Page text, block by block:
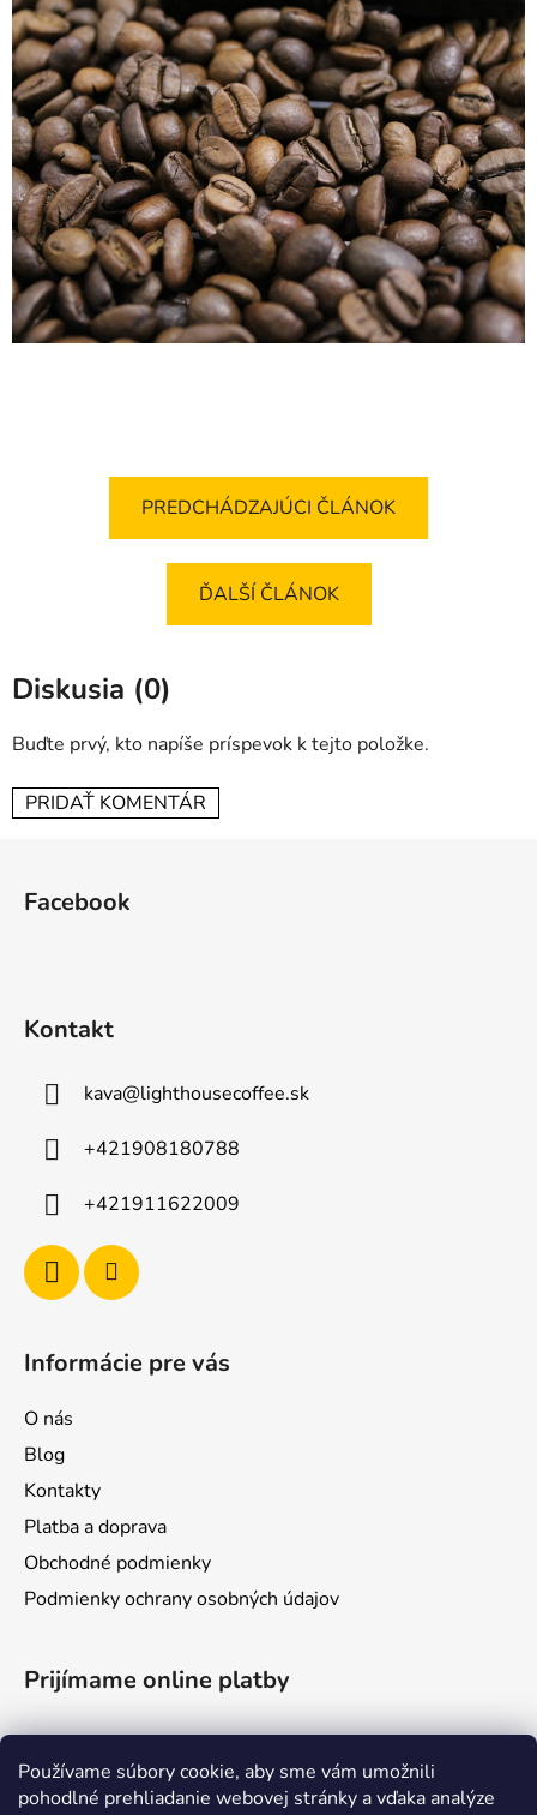
Používame súbory cookie, aby sme vám umožnili
pohodlné prehliadanie webovej stránky a vďaka analýze
PREDCHÁDZAJÚCI ČLÁNOK
ĎALŠÍ ČLÁNOK
Diskusia (0)
Buďte prvý, kto napíše príspevok k tejto položke.
PRIDAŤ KOMENTÁR
Facebook
Kontakt
kava@lighthousecoffee.sk
+421908180788
+421911622009
Informácie pre vás
O nás
Blog
Kontakty
Platba a doprava
Obchodné podmienky
Podmienky ochrany osobných údajov
Prijímame online platby